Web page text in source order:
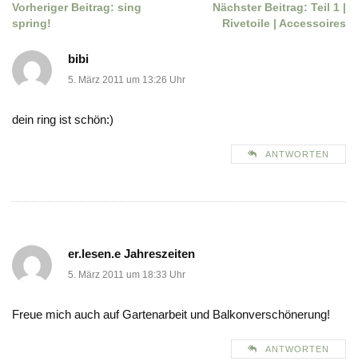
Beitragsnavigation
Vorheriger Beitrag: sing
spring!
Nächster Beitrag: Teil 1 |
Rivetoile | Accessoires
bibi
5. März 2011 um 13:26 Uhr
dein ring ist schön:)
ANTWORTEN
er.lesen.e Jahreszeiten
5. März 2011 um 18:33 Uhr
Freue mich auch auf Gartenarbeit und Balkonverschönerung!
ANTWORTEN